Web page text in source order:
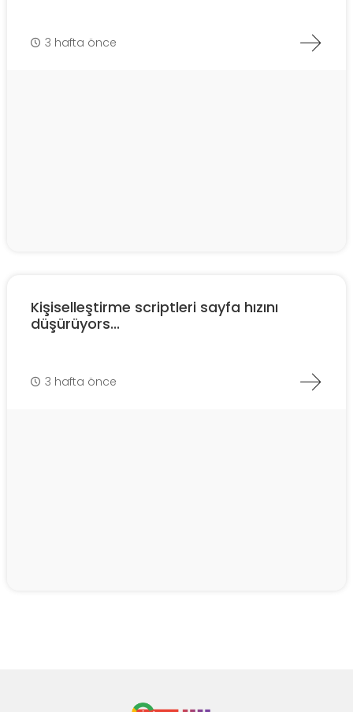
3 hafta önce
Kişiselleştirme scriptleri sayfa hızını
düşürüyors...
3 hafta önce